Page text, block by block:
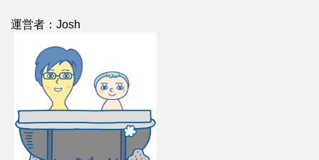
運営者：Josh